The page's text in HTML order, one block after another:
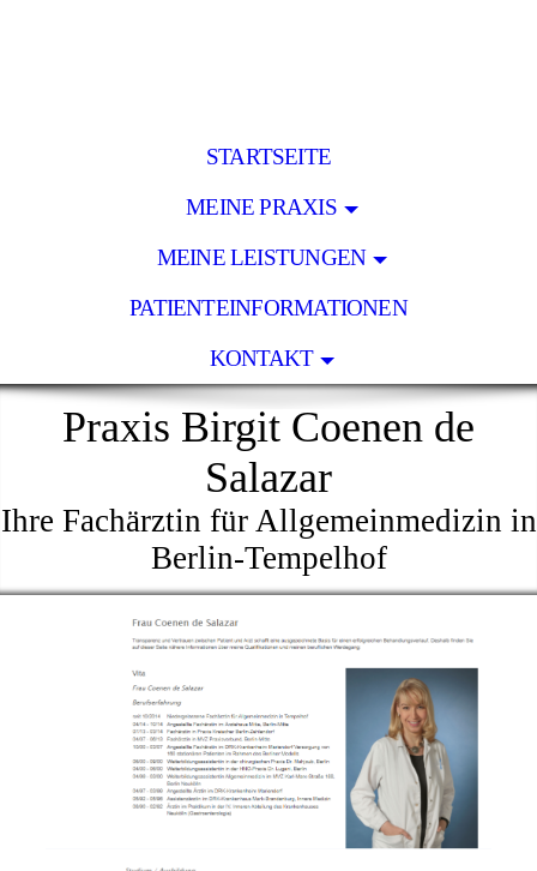
STARTSEITE
MEINE PRAXIS
MEINE LEISTUNGEN
PATIENTEINFORMATIONEN
KONTAKT
Praxis Birgit Coenen de
Salazar
Ihre Fachärztin für Allgemeinmedizin in
Berlin-Tempelhof